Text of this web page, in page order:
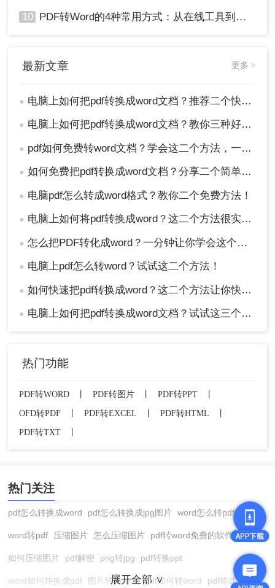
10 PDF转Word的4种常用方式：从在线工具到桌面软件全梳理！
最新文章 更多 >
● 电脑上如何把pdf转换成word文档？推荐二个快捷好用的转换方法！
● 电脑上如何把pdf转换成word文档？教你三种好用的方法！
● pdf如何免费转word文档？学会这二个方法，一分钟就可轻松解决！
● 如何免费把pdf转换成word文档？分享二个简单方便的方法！
● 电脑pdf怎么转成word格式？教你二个免费方法！
● 电脑上如何将pdf转换成word？这二个方法很实用！
● 怎么把PDF转化成word？一分钟让你学会这个好用方法！
● 电脑上pdf怎么转word？试试这二个方法！
● 如何快速把pdf转换成word？这二个方法让你快速操作！
● 电脑上如何把pdf转换成word文档？试试这三个实用方法！
热门功能
PDF转WORD PDF转图片 PDF转PPT
OFD转PDF
PDF转EXCEL PDF转HTML
PDF转TXT
热门关注
pdf怎么转换成word pdf怎么转换成jpg图片 word怎么转pdf
word转pdf 压缩图片 怎么压缩图片 pdf转word免费的软件
如何压缩图片 pdf解密 png转jpg pdf转换ppt
word如何转换成pdf 图片转换格式 pdf如何转word pdf格式转换
展开全部 ∨